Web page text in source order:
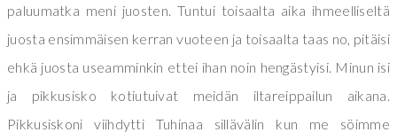
paluumatka meni juosten. Tuntui toisaalta aika ihmeelliseltä
juosta ensimmäisen kerran vuoteen ja toisaalta taas no, pitäisi
ehkä juosta useamminkin ettei ihan noin hengästyisi. Minun isi
ja pikkusisko kotiutuivat meidän iltareippailun aikana.
Pikkusiskoni viihdytti Tuhinaa sillävälin kun me söimme